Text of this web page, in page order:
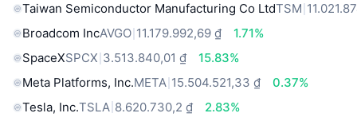
Taiwan Semiconductor Manufacturing Co LtdTSM
Broadcom IncAVGO 11.179.992,69 ₫
1.71%
SpaceXSPCX 3.513.840,01 ₫
15.83%
Meta Platforms, Inc.META 15.504.521,33 ₫
0.37%
Tesla, Inc.TSLA 8.620.730,2 ₫
2.83%